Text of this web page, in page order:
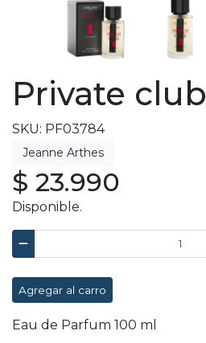
Private club
SKU: PF03784
$ 23.990
Disponible.
Agregar al carro
Eau de Parfum 100 ml